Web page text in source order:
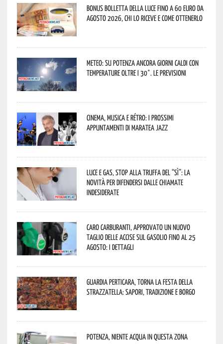
Bonus bolletta della luce fino a 60 euro da
agosto 2026, chi lo riceve e come ottenerlo
Meteo: su Potenza ancora giorni caldi con
temperature oltre i 30°. Le previsioni
Cinema, musica e rétro: i prossimi
appuntamenti di Maratea Jazz
Luce e gas, stop alla truffa del “Sì”: la
novità per difendersi dalle chiamate
indesiderate
Caro carburanti, approvato un nuovo
taglio delle accise sul gasolio fino al 25
agosto: i dettagli
Guardia Perticara, torna la Festa della
Strazzatella: sapori, tradizione e borgo
Potenza, niente acqua in questa zona